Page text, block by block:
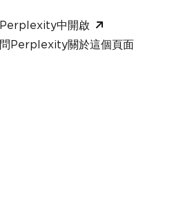
中開啟
Perplexity關於這個頁面